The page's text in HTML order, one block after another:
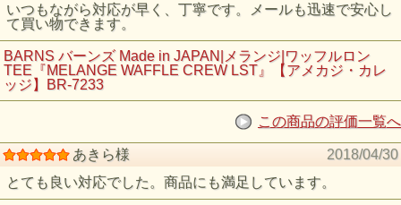
いつもながら対応が早く、丁寧です。メールも迅速で安心し
て買い物できます。
BARNS バーンズ Made in JAPAN|メランジ|ワッフルロン
TEE『MELANGE WAFFLE CREW LST』【アメカジ・カレ
ッジ】BR-7233
この商品の評価一覧へ
あきら様
2018/04/30
とても良い対応でした。商品にも満足しています。